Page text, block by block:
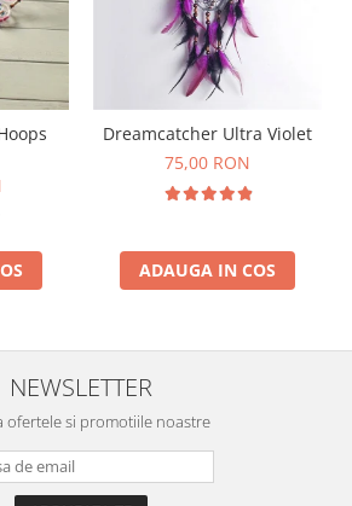
Dreamcatcher Ultra Violet
75,00 RON
ADAUGA IN COS
NEWSLETTER
ofertele si promotiile noastre